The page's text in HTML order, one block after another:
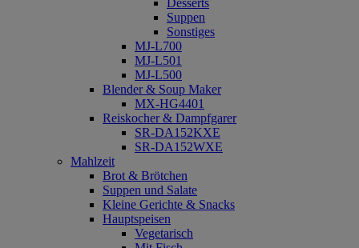
Desserts
Suppen
Sonstiges
MJ-L700
MJ-L501
MJ-L500
Blender & Soup Maker
MX-HG4401
Reiskocher & Dampfgarer
SR-DA152KXE
SR-DA152WXE
Mahlzeit
Brot & Brötchen
Suppen und Salate
Kleine Gerichte & Snacks
Hauptspeisen
Vegetarisch